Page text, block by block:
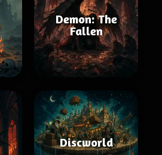
Demon: The
Fallen
Discworld